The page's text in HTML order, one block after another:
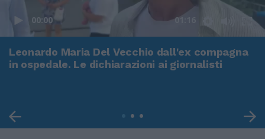
00:00 01:16
Leonardo Maria Del Vecchio dall'ex compagna
in ospedale. Le dichiarazioni ai giornalisti